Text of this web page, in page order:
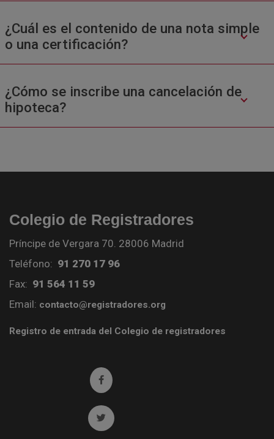
¿Cuál es el contenido de una nota simple
o una certificación?
¿Cómo se inscribe una cancelación de
hipoteca?
Colegio de Registradores
Príncipe de Vergara 70. 28006 Madrid
Teléfono: 91 270 17 96
Fax: 91 564 11 59
Email: contacto@registradores.org
Registro de entrada del Colegio de registradores
Ir a facebook (abre en ventana nueva)
Ir a twitter (abre en ventana nueva)